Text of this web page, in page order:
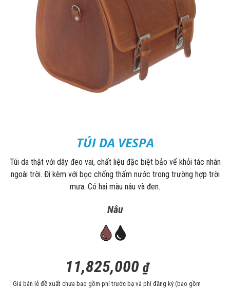
TÚI DA VESPA
Túi da thật với dây đeo vai, chất liệu đặc biệt bảo vể khỏi tác nhân
ngoài trời. Đi kèm với bọc chống thấm nước trong trường hợp trời
mưa. Có hai màu nâu và đen.
Nâu
11,825,000 ₫
Giá bán lẻ đề xuất chưa bao gồm phí trước bạ và phí đăng ký (bao gồm